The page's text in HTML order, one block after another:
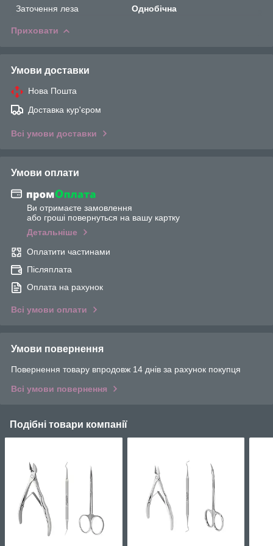
Заточення леза Однобічна
Приховати
Умови доставки
Нова Пошта
Доставка кур'єром
Всі умови доставки
Умови оплати
Ви отримаєте замовлення
або гроші повернуться на вашу картку
Детальніше
Оплатити частинами
Післяплата
Оплата на рахунок
Всі умови оплати
Умови повернення
Повернення товару впродовж 14 днів за рахунок покупця
Всі умови повернення
Подібні товари компанії